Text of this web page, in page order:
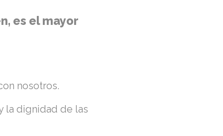
es el mayor
nosotros.
la dignidad de las